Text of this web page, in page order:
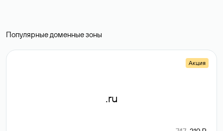
Популярные доменные зоны
Акция
.ru